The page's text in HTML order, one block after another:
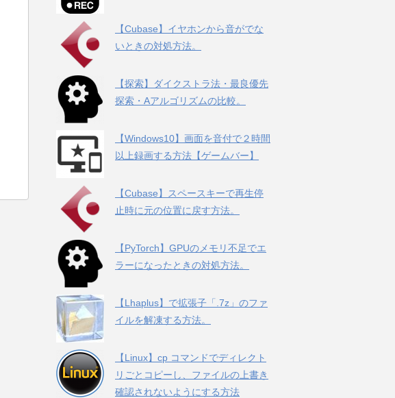
【Cubase】イヤホンから音がでな
いときの対処方法。
【探索】ダイクストラ法・最良優先
探索・Aアルゴリズムの比較。
【Windows10】画面を音付で２時間
以上録画する方法【ゲームバー】
【Cubase】スペースキーで再生停
止時に元の位置に戻す方法。
【PyTorch】GPUのメモリ不足でエ
ラーになったときの対処方法。
【Lhaplus】で拡張子「.7z」のファ
イルを解凍する方法。
【Linux】cp コマンドでディレクト
リごとコピーし、ファイルの上書き
確認されないようにする方法